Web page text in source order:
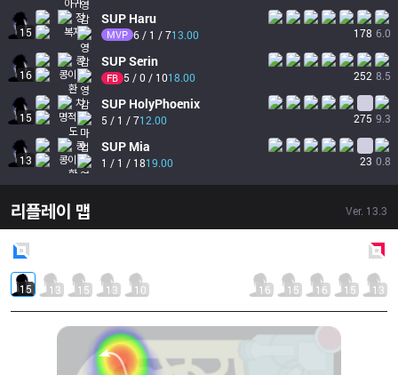
15
SUP Haru
MVP 6 / 1 / 713.00 178 6.0
16
SUPSerin
FB 5 / 0 / 1018.00 252 8.5
15
SUP HolyPhoenix
5 / 1 / 712.00 275 9.3
13
SUP Mia
1 / 1 / 1819.00 23 0.8
리플레이 맵 Ver. 13.3
15 13 15 13 10 16 15 16 15 13